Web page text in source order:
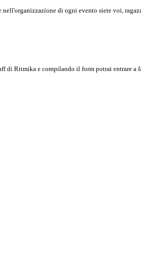
di ogni evento siete voi,
Ritmika e compilando il form potrai entrare a